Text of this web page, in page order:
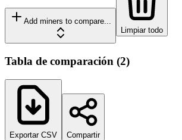
Add miners to compare...
Limpiar todo
Tabla de comparación (2)
Exportar CSV Compartir